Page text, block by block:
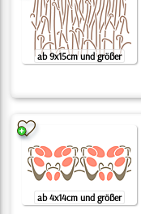
ab 9x15cm und größer
ab 4x14cm und größer